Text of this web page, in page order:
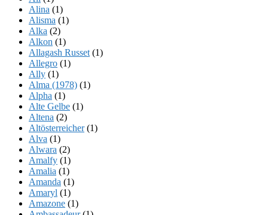
Alina (1)
Alisma (1)
Alka (2)
Alkon (1)
Allagash Russet (1)
Allegro (1)
Ally (1)
Alma (1978) (1)
Alpha (1)
Alte Gelbe (1)
Altena (2)
Altösterreicher(1)
Alva (1)
Alwara (2)
Amalfy (1)
Amalia (1)
Amanda (1)
Amaryl (1)
Amazone (1)